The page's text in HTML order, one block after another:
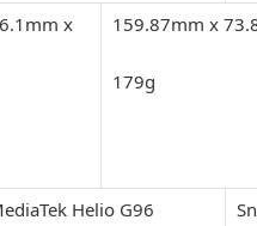
x
159.87mm x
179g
Helio G96